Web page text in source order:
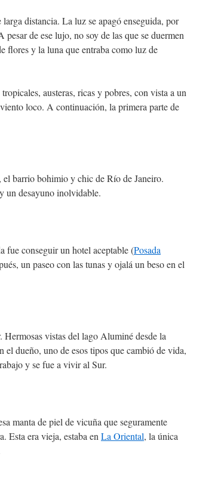
distancia. La luz se apagó enseguida, por
de ese lujo, no soy de las que se duermen
flores y la luna que entraba como luz de
austeras, ricas y pobres, con vista a un
loco. A continuación, la primera parte de
el barrio bohimio y chic de Río de Janeiro.
un desayuno inolvidable.
fue conseguir un hotel aceptable (Posada
un paseo con las tunas y ojalá un beso en el
vistas del lago Aluminé desde la
el dueño, uno de esos tipos que cambió de vida,
y se fue a vivir al Sur.
manta de piel de vicuña que seguramente
Esta era vieja, estaba en La Oriental, la única